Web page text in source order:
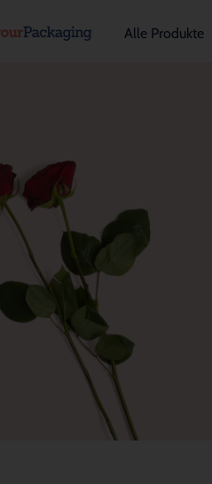
Alle Produkte